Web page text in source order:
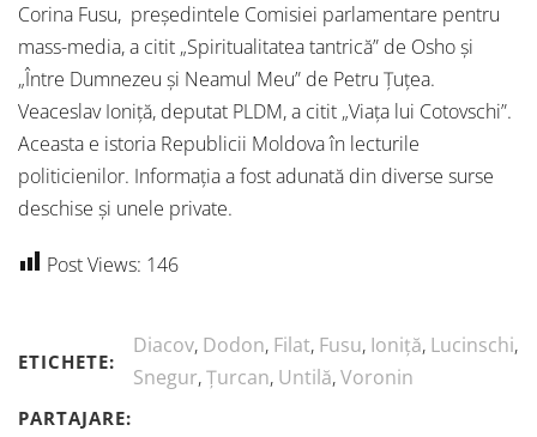
Corina Fusu, preşedintele Comisiei parlamentare pentru
mass-media, a citit „Spiritualitatea tantrică” de Osho şi
„Între Dumnezeu şi Neamul Meu” de Petru Ţuţea.
Veaceslav Ioniţă, deputat PLDM, a citit „Viaţa lui Cotovschi”.
Aceasta e istoria Republicii Moldova în lecturile
politicienilor. Informația a fost adunată din diverse surse
deschise și unele private.
Post Views: 146
ETICHETE:
Diacov, Dodon, Filat, Fusu, Ioniță, Lucinschi,
Snegur,Țurcan, Untilă,Voronin
PARTAJARE: